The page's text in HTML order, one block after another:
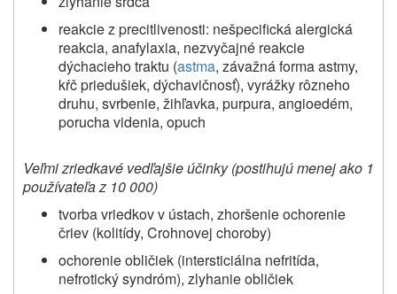
reakcie z precitlivenosti: nešpecifická alergická
reakcia, anafylaxia, nezvyčajné reakcie
dýchacieho traktu (astma, závažná forma astmy,
kŕč priedušiek, dýchavičnosť), vyrážky rôzneho
druhu, svrbenie, žihľavka, purpura, angioedém,
porucha videnia, opuch
Veľmi zriedkavé vedľajšie účinky (postihujú menej ako 1
používateľa z 10 000)
tvorba vriedkov v ústach, zhoršenie ochorenie
čriev (kolitídy, Crohnovej choroby)
ochorenie obličiek (intersticiálna nefritída,
nefrotický syndróm), zlyhanie obličiek